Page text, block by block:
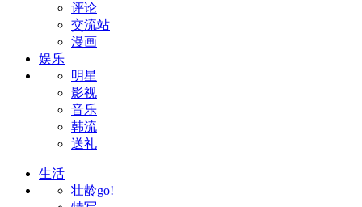
评论
交流站
漫画
娱乐
明星
影视
音乐
韩流
送礼
生活
壮龄go!